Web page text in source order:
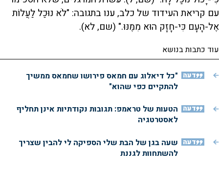
עם קריאת העידוד של כלב, ענו בתגובה: "לֹא נוּכַל לַעֲלוֹת
אֶל-הָעָם כִּי-חָזָק הוּא מִמֶּנּוּ." (שם, לא).
עוד כתבות בנושא
דעה "כל דיאלוג עם חמאס פירושו שחמאס ממשיך
להתקיים כפי שהוא"
דעה הטעות של טראמפ: תגובות נקודתיות אינן תחליף
לאסטרטגיה
דעה שעה בגן של הבת שלי הספיקה לי להבין שצריך
להשתחוות לגננת